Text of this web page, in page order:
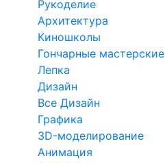
Рукоделие
Архитектура
Киношколы
Гончарные мастерские
Лепка
Дизайн
Все Дизайн
Графика
3D-моделирование
Анимация